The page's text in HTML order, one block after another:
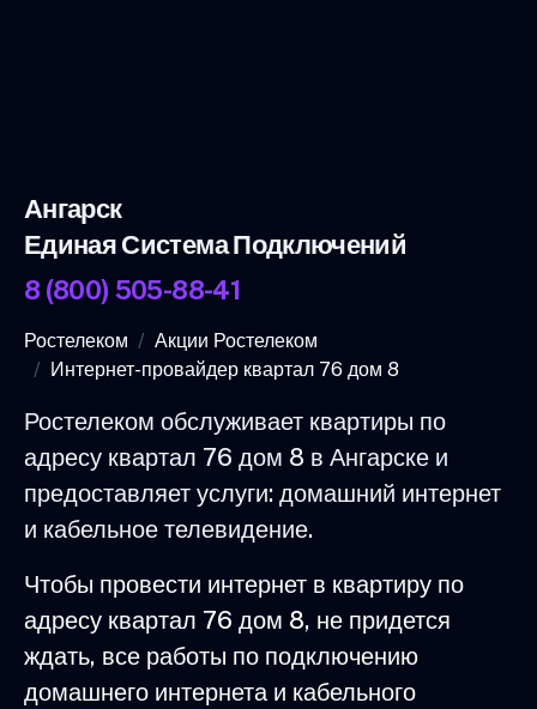
Ангарск
Единая Система Подключений
8 (800) 505-88-41
Ростелеком
Акции Ростелеком
Интернет-провайдер квартал 76 дом 8
Ростелеком обслуживает квартиры по
адресу квартал 76 дом 8 в Ангарске и
предоставляет услуги: домашний интернет
и кабельное телевидение.
Чтобы провести интернет в квартиру по
адресу квартал 76 дом 8, не придется
ждать, все работы по подключению
домашнего интернета и кабельного